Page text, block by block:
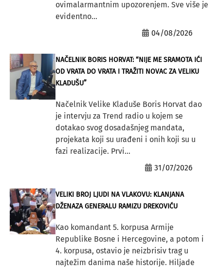
ovimalarmantnim upozorenjem. Sve više je
evidentno...
04/08/2026
NAČELNIK BORIS HORVAT: “NIJE ME SRAMOTA IĆI
OD VRATA DO VRATA I TRAŽITI NOVAC ZA VELIKU
KLADUŠU”
Načelnik Velike Kladuše Boris Horvat dao
je intervju za Trend radio u kojem se
dotakao svog dosadašnjeg mandata,
projekata koji su urađeni i onih koji su u
fazi realizacije. Prvi...
31/07/2026
VELIKI BROJ LJUDI NA VLAKOVU: KLANJANA
DŽENAZA GENERALU RAMIZU DREKOVIĆU
Kao komandant 5. korpusa Armije
Republike Bosne i Hercegovine, a potom i
4. korpusa, ostavio je neizbrisiv trag u
najtežim danima naše historije. Hiljade